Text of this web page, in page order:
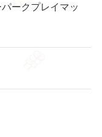
ークプレイマッ